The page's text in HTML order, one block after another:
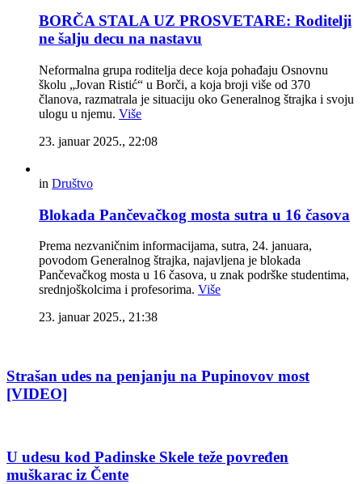
BORČA STALA UZ PROSVETARE: Roditelji
ne šalju decu na nastavu
Neformalna grupa roditelja dece koja pohađaju Osnovnu
školu „Jovan Ristić“ u Borči, a koja broji više od 370
članova, razmatrala je situaciju oko Generalnog štrajka i svoju
ulogu u njemu. Više
23. januar 2025., 22:08
in Društvo
Blokada Pančevačkog mosta sutra u 16 časova
Prema nezvaničnim informacijama, sutra, 24. januara,
povodom Generalnog štrajka, najavljena je blokada
Pančevačkog mosta u 16 časova, u znak podrške studentima,
srednjoškolcima i profesorima. Više
23. januar 2025., 21:38
Strašan udes na penjanju na Pupinovov most
[VIDEO]
U udesu kod Padinske Skele teže povređen
muškarac iz Čente